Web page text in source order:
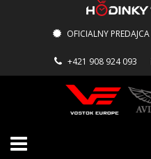
OFICIALNY
+421 908 924 093